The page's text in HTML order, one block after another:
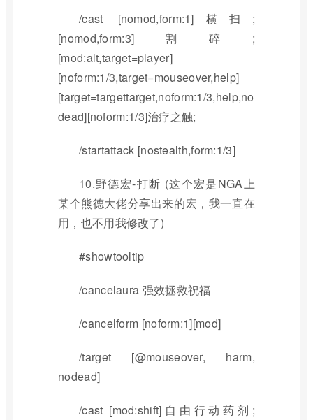
/cast [nomod,form:1]横扫;
[nomod,form:3]割碎;
[mod:alt,target=player]
[noform:1/3,target=mouseover,help]
[target=targettarget,noform:1/3,help,no
dead][noform:1/3]治疗之触;
/startattack [nostealth,form:1/3]
10.野德宏-打断 (这个宏是NGA上
某个熊德大佬分享出来的宏，我一直在
用，也不用我修改了)
#showtooltip
/cancelaura 强效拯救祝福
/cancelform [noform:1][mod]
/target [@mouseover, harm,
nodead]
/cast [mod:shift]自由行动药剂;